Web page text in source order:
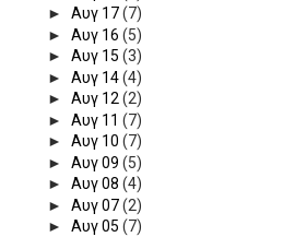
► Αυγ 17(7)
► Αυγ 16 (5)
► Αυγ 15 (3)
► Αυγ 14(4)
► Αυγ 12(2)
► Αυγ 11 (7)
► Αυγ 10 (7)
► Αυγ 09 (5)
► Αυγ 08 (4)
► Αυγ 07(2)
► Αυγ 05 (7)